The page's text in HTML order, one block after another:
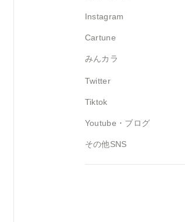
Instagram
Cartune
みんカラ
Twitter
Tiktok
Youtube・ブログ
その他SNS